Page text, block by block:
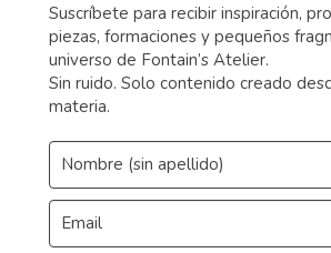
Suscríbete para recibir inspiración,
piezas, formaciones y pequeños
universo de Fontain’s Atelier.
Sin ruido. Solo contenido creado
materia.